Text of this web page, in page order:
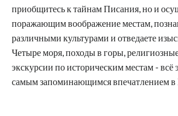
приобщитесь к тайнам Писания, но и
поражающим воображение местам,
различными культурами и отведаете
Четыре моря, походы в горы,
экскурсии по историческим местам - всё
самым запоминающимся впечатлением